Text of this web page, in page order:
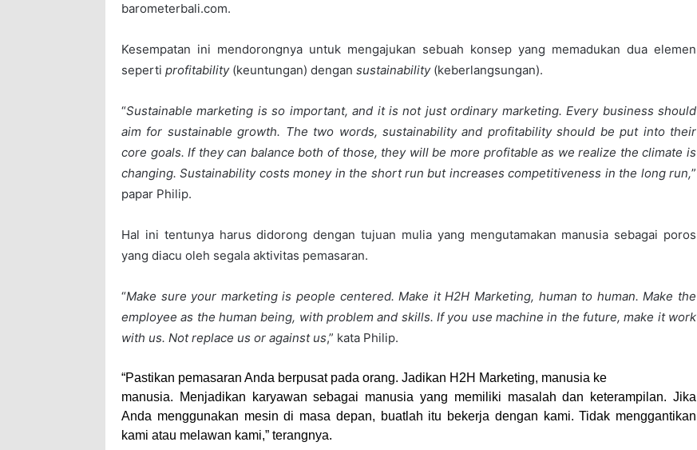
barometerbali.com.
Kesempatan ini mendorongnya untuk mengajukan sebuah konsep yang memadukan dua elemen
seperti profitability(keuntungan) dengan sustainability(keberlangsungan).
“Sustainable marketing is so important, and it is not just ordinary marketing. Every business should
aim for sustainable growth. The two words, sustainability and profitability should be put into their
core goals. If they can balance both of those, they will be more profitable as we realize the climate is
changing. Sustainability costs money in the short run but increases competitiveness in the long run,”
papar Philip.
Hal ini tentunya harus didorong dengan tujuan mulia yang mengutamakan manusia sebagai poros
yang diacu oleh segala aktivitas pemasaran.
“Make sure your marketing is people centered. Make it H2H Marketing, human to human. Make the
employee as the human being, with problem and skills. If you use machine in the future, make it work
with us. Not replace us or against us,” kata Philip.
“Pastikan pemasaran Anda berpusat pada orang. Jadikan H2H Marketing, manusia ke
manusia. Menjadikan karyawan sebagai manusia yang memiliki masalah dan keterampilan. Jika
Anda menggunakan mesin di masa depan, buatlah itu bekerja dengan kami. Tidak menggantikan
kami atau melawan kami,” terangnya.